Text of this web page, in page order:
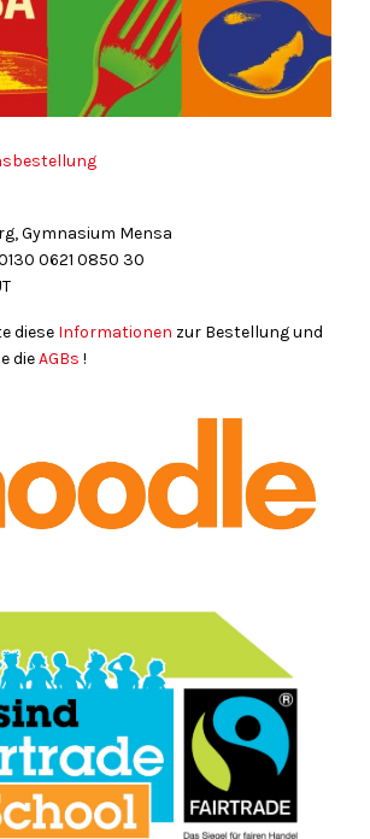
Gymnasium Mensa
0621 0850 30
diese Informationen zur Bestellung und
dieAGBs !